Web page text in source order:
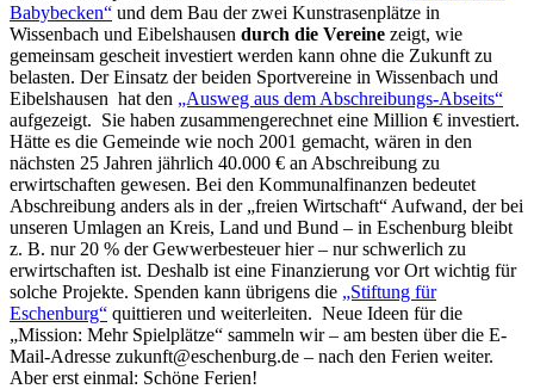
Babybecken“ und dem Bau der zwei Kunstrasenplätze in
Wissenbach und Eibelshausen durch die Vereine zeigt, wie
gemeinsam gescheit investiert werden kann ohne die Zukunft zu
belasten. Der Einsatz der beiden Sportvereine in Wissenbach und
Eibelshausen hat den „Ausweg aus dem Abschreibungs-Abseits“
aufgezeigt. Sie haben zusammengerechnet eine Million € investiert.
Hätte es die Gemeinde wie noch 2001 gemacht, wären in den
nächsten 25 Jahren jährlich 40.000 € an Abschreibung zu
erwirtschaften gewesen. Bei den Kommunalfinanzen bedeutet
Abschreibung anders als in der „freien Wirtschaft“ Aufwand, der bei
unseren Umlagen an Kreis, Land und Bund – in Eschenburg bleibt
z. B. nur 20 % der Gewwerbesteuer hier – nur schwerlich zu
erwirtschaften ist. Deshalb ist eine Finanzierung vor Ort wichtig für
solche Projekte. Spenden kann übrigens die „Stiftung für
Eschenburg“ quittieren und weiterleiten. Neue Ideen für die
„Mission: Mehr Spielplätze“ sammeln wir – am besten über die E-
Mail-Adresse zukunft@eschenburg.de – nach den Ferien weiter.
Aber erst einmal: Schöne Ferien!